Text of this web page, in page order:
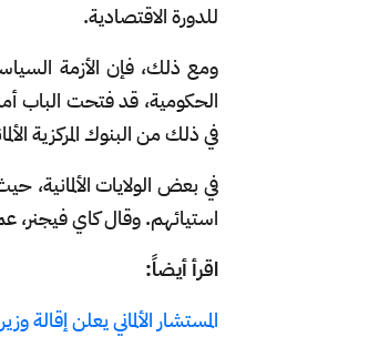
للدورة الاقتصادية.
ومع ذلك، فإن الأزمة
الحكومية، قد فتحت الباب
في ذلك من البنوك المركزية
استيائهم. وقال كاي فيجنر،
اقرأ أيضاً:
المستشار الألماني يعلن إقالة